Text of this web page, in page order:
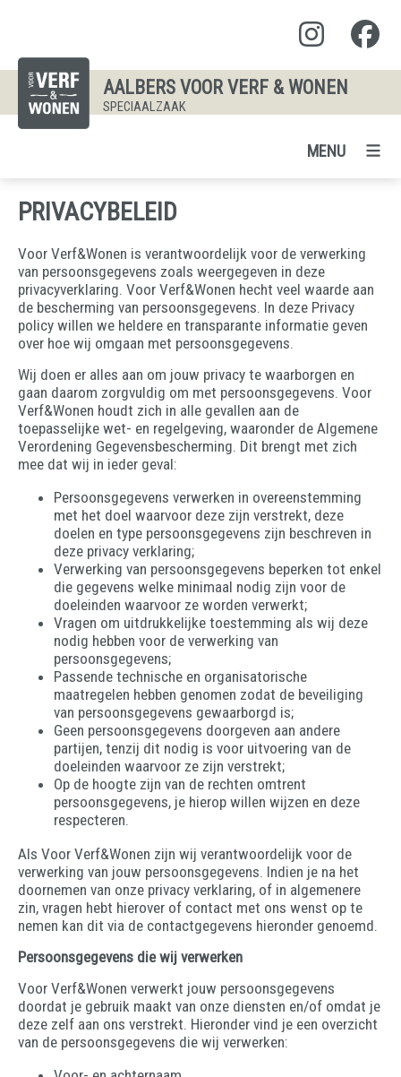
AALBERS VOOR VERF & WONEN
SPECIAALZAAK
MENU
PRIVACYBELEID
Voor Verf&Wonen is verantwoordelijk voor de verwerking
van persoonsgegevens zoals weergegeven in deze
privacyverklaring. Voor Verf&Wonen hecht veel waarde aan
de bescherming van persoonsgegevens. In deze Privacy
policy willen we heldere en transparante informatie geven
over hoe wij omgaan met persoonsgegevens.
Wij doen er alles aan om jouw privacy te waarborgen en
gaan daarom zorgvuldig om met persoonsgegevens. Voor
Verf&Wonen houdt zich in alle gevallen aan de
toepasselijke wet- en regelgeving, waaronder de Algemene
Verordening Gegevensbescherming. Dit brengt met zich
mee dat wij in ieder geval:
Persoonsgegevens verwerken in overeenstemming
met het doel waarvoor deze zijn verstrekt, deze
doelen en type persoonsgegevens zijn beschreven in
deze privacy verklaring;
Verwerking van persoonsgegevens beperken tot enkel
die gegevens welke minimaal nodig zijn voor de
doeleinden waarvoor ze worden verwerkt;
Vragen om uitdrukkelijke toestemming als wij deze
nodig hebben voor de verwerking van
persoonsgegevens;
Passende technische en organisatorische
maatregelen hebben genomen zodat de beveiliging
van persoonsgegevens gewaarborgd is;
Geen persoonsgegevens doorgeven aan andere
partijen, tenzij dit nodig is voor uitvoering van de
doeleinden waarvoor ze zijn verstrekt;
Op de hoogte zijn van de rechten omtrent
persoonsgegevens, je hierop willen wijzen en deze
respecteren.
Als Voor Verf&Wonen zijn wij verantwoordelijk voor de
verwerking van jouw persoonsgegevens. Indien je na het
doornemen van onze privacy verklaring, of in algemenere
zin, vragen hebt hierover of contact met ons wenst op te
nemen kan dit via de contactgegevens hieronder genoemd.
Persoonsgegevens die wij verwerken
Voor Verf&Wonen verwerkt jouw persoonsgegevens
doordat je gebruik maakt van onze diensten en/of omdat je
deze zelf aan ons verstrekt. Hieronder vind je een overzicht
van de persoonsgegevens die wij verwerken: